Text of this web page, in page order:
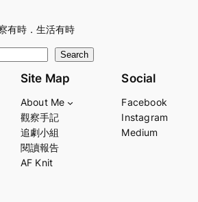
有時．生活有時
Search
Site Map
About Me
觀察手記
追劇小組
閱讀報告
AF Knit
Social
Facebook
Instagram
Medium